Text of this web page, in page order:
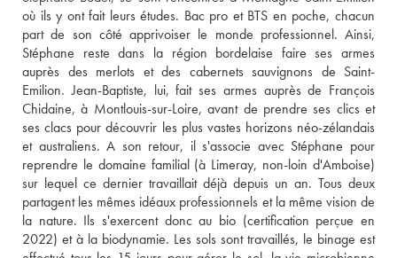
où ils y ont fait leurs études. Bac pro et BTS en poche, chacun
part de son côté apprivoiser le monde professionnel. Ainsi,
Stéphane reste dans la région bordelaise faire ses armes
auprès des merlots et des cabernets sauvignons de Saint-
Emilion. Jean-Baptiste, lui, fait ses armes auprès de François
Chidaine, à Montlouis-sur-Loire, avant de prendre ses clics et
ses clacs pour découvrir les plus vastes horizons néo-zélandais
et australiens. A son retour, il s'associe avec Stéphane pour
reprendre le domaine familial (à Limeray, non-loin d'Amboise)
sur lequel ce dernier travaillait déjà depuis un an. Tous deux
partagent les mêmes idéaux professionnels et la même vision de
la nature. Ils s'exercent donc au bio (certification perçue en
2022) et à la biodynamie. Les sols sont travaillés, le binage est